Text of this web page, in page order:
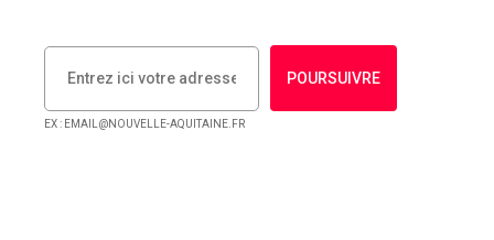
POURSUIVRE
EX : EMAIL@NOUVELLE-AQUITAINE.FR